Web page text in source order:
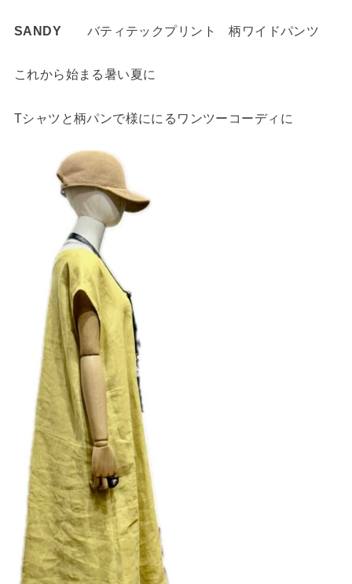
SANDYバティテックプリント 柄ワイドパンツ
これから始まる暑い夏に
Tシャツと柄パンで様ににるワンツーコーディに